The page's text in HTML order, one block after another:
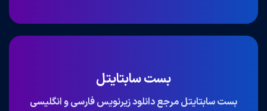
بست سابتایتل
بست سابتایتل مرجع دانلود زیرنویس فارسی و انگلیسی